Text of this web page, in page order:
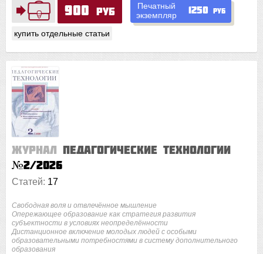
900 руб
купить отдельные статьи
Печатный
экземпляр
1250 руб
Журнал Педагогические технологии
№2/2026
Статей: 17
Свободная воля и отвлечённое мышление
Опережающее образование как стратегия развития
субъектности в условиях неопределённости
Дистанционное включение молодых людей с особыми
образовательными потребностями в систему дополнительного
образования